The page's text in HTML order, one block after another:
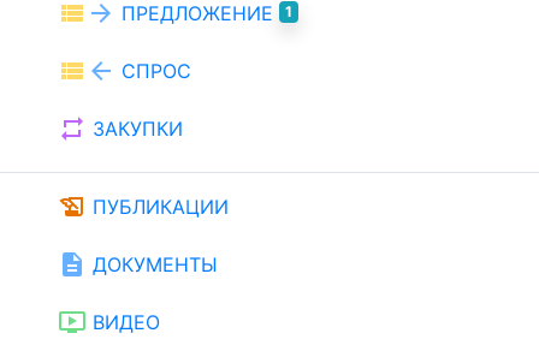
view_list arrow_forward ПРЕДЛОЖЕНИЕ 1
view_list arrow_back СПРОС
repeat ЗАКУПКИ
history_edu ПУБЛИКАЦИИ
description ДОКУМЕНТЫ
ondemand_video ВИДЕО